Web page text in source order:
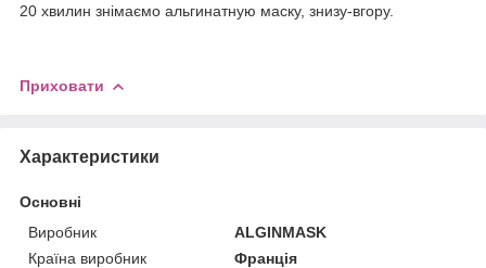
20 хвилин знімаємо альгинатную маску, знизу-вгору.
Приховати
Характеристики
Основні
Виробник
ALGINMASK
Країна виробник
Франція